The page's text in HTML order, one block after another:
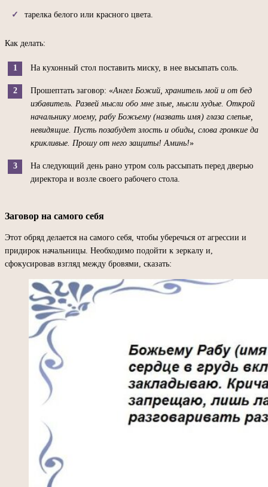
тарелка белого или красного цвета.
Как делать:
На кухонный стол поставить миску, в нее высыпать соль.
Прошептать заговор: «Ангел Божий, хранитель мой и от бед
избавитель. Развей мысли обо мне злые, мысли худые. Открой
начальнику моему, рабу Божьему (назвать имя) глаза слепые,
невидящие. Пусть позабудет злость и обиды, слова громкие да
крикливые. Прошу от него защиты! Аминь!»
На следующий день рано утром соль рассыпать перед дверью
директора и возле своего рабочего стола.
Заговор на самого себя
Этот обряд делается на самого себя, чтобы уберечься от агрессии и
придирок начальницы. Необходимо подойти к зеркалу и,
сфокусировав взгляд между бровями, сказать: